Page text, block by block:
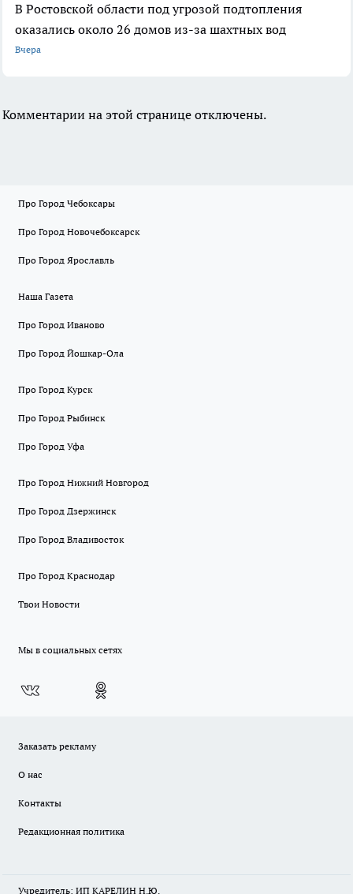
В Ростовской области под угрозой подтопления
оказались около 26 домов из-за шахтных вод
Вчера
Комментарии на этой странице отключены.
Про Город Чебоксары
Про Город Новочебоксарск
Про Город Ярославль
Наша Газета
Про Город Иваново
Про Город Йошкар-Ола
Про Город Курск
Про Город Рыбинск
Про Город Уфа
Про Город Нижний Новгород
Про Город Дзержинск
Про Город Владивосток
Про Город Краснодар
Твои Новости
Мы в социальных сетях
Заказать рекламу
О нас
Контакты
Редакционная политика
Учредитель: ИП КАРЕЛИН Н.Ю.